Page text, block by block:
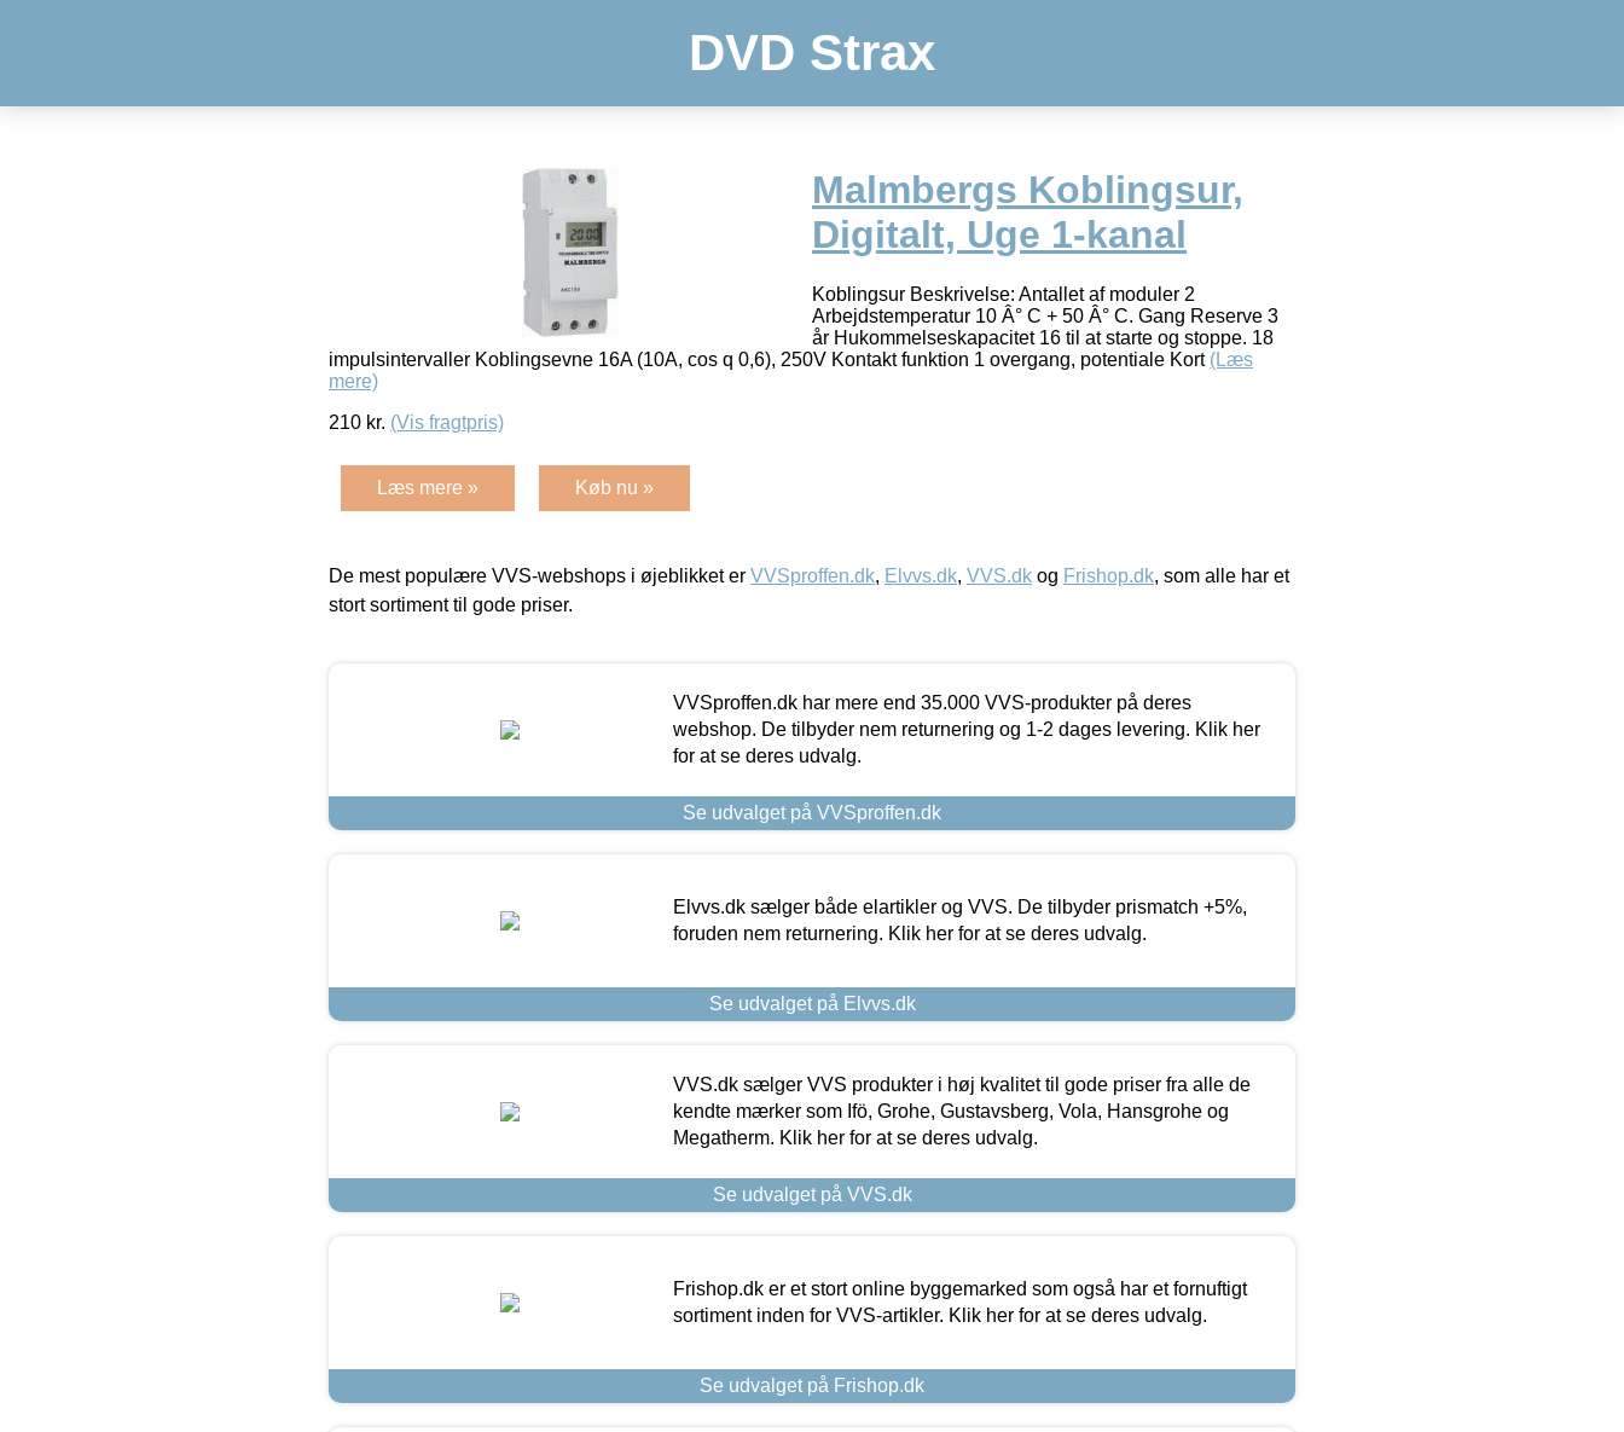
DVD Strax
Malmbergs Koblingsur,
Digitalt, Uge 1-kanal
Koblingsur Beskrivelse: Antallet af moduler 2
Arbejdstemperatur 10 Â° C + 50 Â° C. Gang Reserve 3
år Hukommelseskapacitet 16 til at starte og stoppe. 18
impulsintervaller Koblingsevne 16A (10A, cos q 0,6), 250V Kontakt funktion 1 overgang, potentiale Kort (Læs
mere)
210 kr. (Vis fragtpris)
Læs mere » Køb nu »
De mest populære VVS-webshops i øjeblikket er VVSproffen.dk, Elvvs.dk, VVS.dk og Frishop.dk, som alle har et
stort sortiment til gode priser.
VVSproffen.dk har mere end 35.000 VVS-produkter på deres
webshop. De tilbyder nem returnering og 1-2 dages levering. Klik her
for at se deres udvalg.
Se udvalget på VVSproffen.dk
Elvvs.dk sælger både elartikler og VVS. De tilbyder prismatch +5%,
foruden nem returnering. Klik her for at se deres udvalg.
Se udvalget på Elvvs.dk
VVS.dk sælger VVS produkter i høj kvalitet til gode priser fra alle de
kendte mærker som Ifö, Grohe, Gustavsberg, Vola, Hansgrohe og
Megatherm. Klik her for at se deres udvalg.
Se udvalget på VVS.dk
Frishop.dk er et stort online byggemarked som også har et fornuftigt
sortiment inden for VVS-artikler. Klik her for at se deres udvalg.
Se udvalget på Frishop.dk